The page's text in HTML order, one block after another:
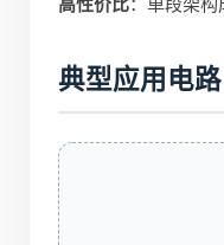
典型应用电路